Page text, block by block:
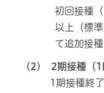
初回接種
以上（標
て追加接種
(2) 2期接種（1
1期接種終了